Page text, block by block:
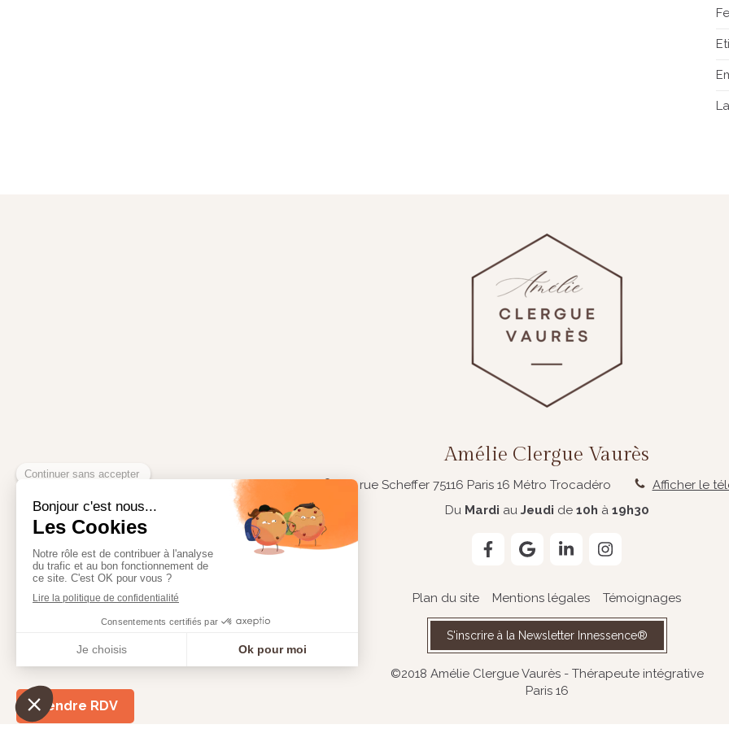
Prendre RDV
Amélie Clergue Vaurès
20, rue Scheffer 75116 Paris 16 Métro Trocadéro
Afficher le
Du Mardi au Jeudi de 10h à 19h30
Plan du site Mentions légales Témoignages
S'inscrire à la Newsletter Innessence®
©2018 Amélie Clergue Vaurès - Thérapeute intégrative
Paris 16